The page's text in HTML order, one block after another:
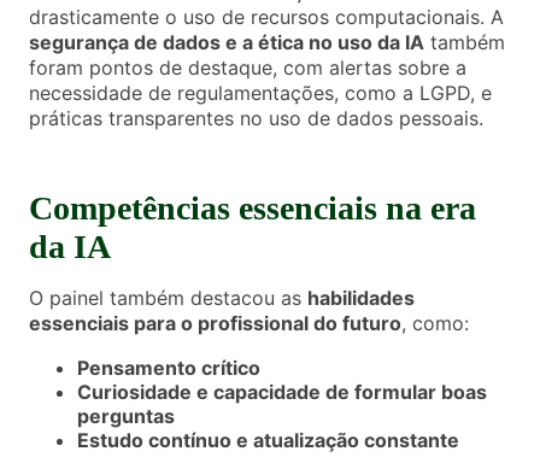
drasticamente o uso de recursos computacionais. A
segurança de dados e a ética no uso da IA também
foram pontos de destaque, com alertas sobre a
necessidade de regulamentações, como a LGPD, e
práticas transparentes no uso de dados pessoais.
Competências essenciais na era
da IA
O painel também destacou as habilidades
essenciais para o profissional do futuro, como:
Pensamento crítico
Curiosidade e capacidade de formular boas
perguntas
Estudo contínuo e atualização constante